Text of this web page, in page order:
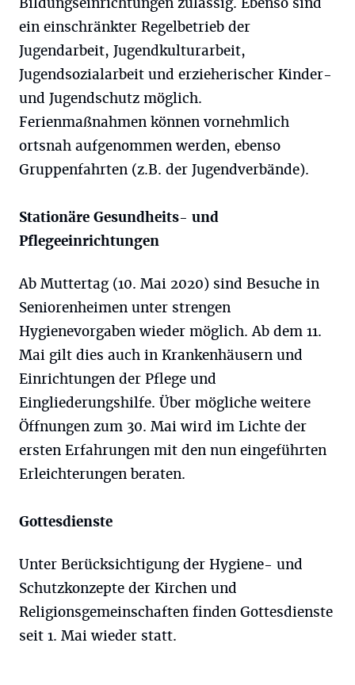
ein einschränkter Regelbetrieb der
Jugendarbeit, Jugendkulturarbeit,
Jugendsozialarbeit und erzieherischer Kinder-
und Jugendschutz möglich.
Ferienmaßnahmen können vornehmlich
ortsnah aufgenommen werden, ebenso
Gruppenfahrten (z.B. der Jugendverbände).
Stationäre Gesundheits- und
Pflegeeinrichtungen
Ab Muttertag (10. Mai 2020) sind Besuche in
Seniorenheimen unter strengen
Hygienevorgaben wieder möglich. Ab dem 11.
Mai gilt dies auch in Krankenhäusern und
Einrichtungen der Pflege und
Eingliederungshilfe. Über mögliche weitere
Öffnungen zum 30. Mai wird im Lichte der
ersten Erfahrungen mit den nun eingeführten
Erleichterungen beraten.
Gottesdienste
Unter Berücksichtigung der Hygiene- und
Schutzkonzepte der Kirchen und
Religionsgemeinschaften finden Gottesdienste
seit 1. Mai wieder statt.